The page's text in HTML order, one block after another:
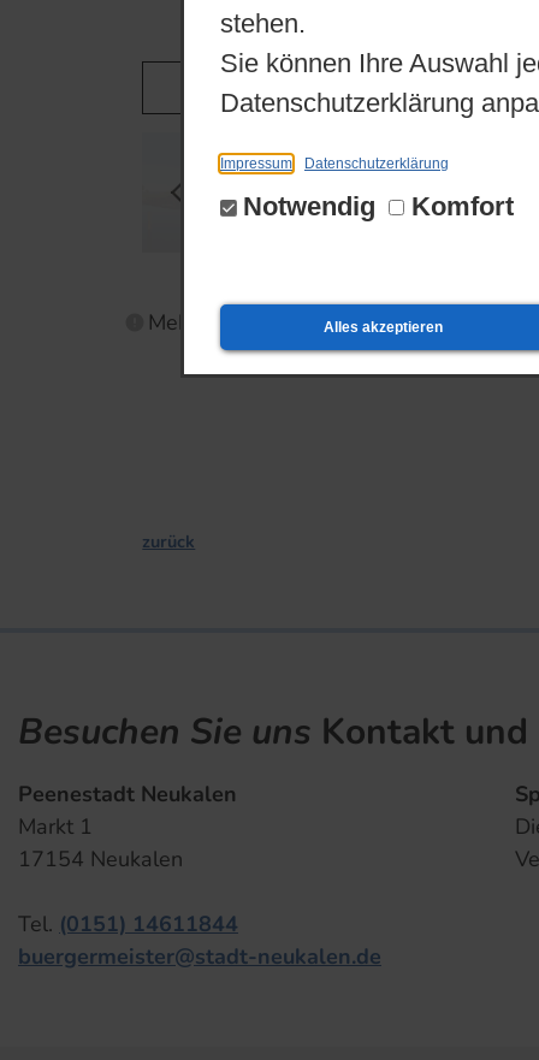
stehen.
Sie können Ihre Auswahl
Datenschutzerklärung
Impressum Datenschutzerklärung
Notwendig Komfort
Alles akzeptieren
Mehr über: Hafen Neukalen
zurück
Besuchen Sie uns Kontakt
Peenestadt Neukalen
Markt 1
17154 Neukalen
Tel. (0151) 14611844
buergermeister@stadt-neukalen.de